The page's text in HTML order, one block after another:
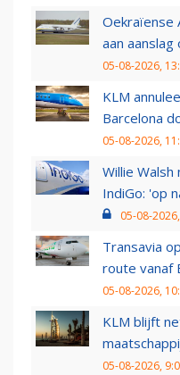
Oekraïense
aan
05-08-2026,
KLM
Barcelona
05-08-2026,
Willie
IndiGo: 'op
05-08-
Transavia
route vanaf
05-08-2026,
KLM blijft
05-08-2026,